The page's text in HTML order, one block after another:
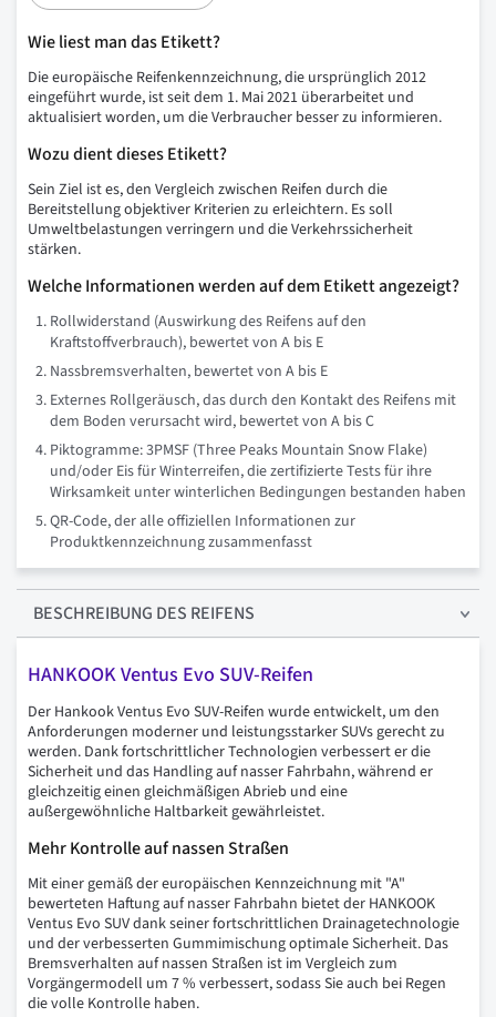
Wie liest man das Etikett?
Die europäische Reifenkennzeichnung, die ursprünglich 2012
eingeführt wurde, ist seit dem 1. Mai 2021 überarbeitet und
aktualisiert worden, um die Verbraucher besser zu informieren.
Wozu dient dieses Etikett?
Sein Ziel ist es, den Vergleich zwischen Reifen durch die
Bereitstellung objektiver Kriterien zu erleichtern. Es soll
Umweltbelastungen verringern und die Verkehrssicherheit
stärken.
Welche Informationen werden auf dem Etikett angezeigt?
Rollwiderstand (Auswirkung des Reifens auf den
Kraftstoffverbrauch), bewertet von A bis E
Nassbremsverhalten, bewertet von A bis E
Externes Rollgeräusch, das durch den Kontakt des Reifens mit
dem Boden verursacht wird, bewertet von A bis C
Piktogramme: 3PMSF (Three Peaks Mountain Snow Flake)
und/oder Eis für Winterreifen, die zertifizierte Tests für ihre
Wirksamkeit unter winterlichen Bedingungen bestanden haben
QR-Code, der alle offiziellen Informationen zur
Produktkennzeichnung zusammenfasst
BESCHREIBUNG DES REIFENS
HANKOOK Ventus Evo SUV-Reifen
Der Hankook Ventus Evo SUV-Reifen wurde entwickelt, um den
Anforderungen moderner und leistungsstarker SUVs gerecht zu
werden. Dank fortschrittlicher Technologien verbessert er die
Sicherheit und das Handling auf nasser Fahrbahn, während er
gleichzeitig einen gleichmäßigen Abrieb und eine
außergewöhnliche Haltbarkeit gewährleistet.
Mehr Kontrolle auf nassen Straßen
Mit einer gemäß der europäischen Kennzeichnung mit "A"
bewerteten Haftung auf nasser Fahrbahn bietet der HANKOOK
Ventus Evo SUV dank seiner fortschrittlichen Drainagetechnologie
und der verbesserten Gummimischung optimale Sicherheit. Das
Bremsverhalten auf nassen Straßen ist im Vergleich zum
Vorgängermodell um 7 % verbessert, sodass Sie auch bei Regen
die volle Kontrolle haben.